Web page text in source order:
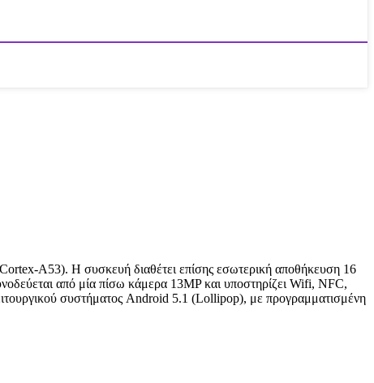
A53). Η συσκευή διαθέτει επίσης εσωτερική αποθήκευση 16
από μία πίσω κάμερα 13MP και υποστηρίζει Wifi, NFC,
συστήματος Android 5.1 (Lollipop), με προγραμματισμένη